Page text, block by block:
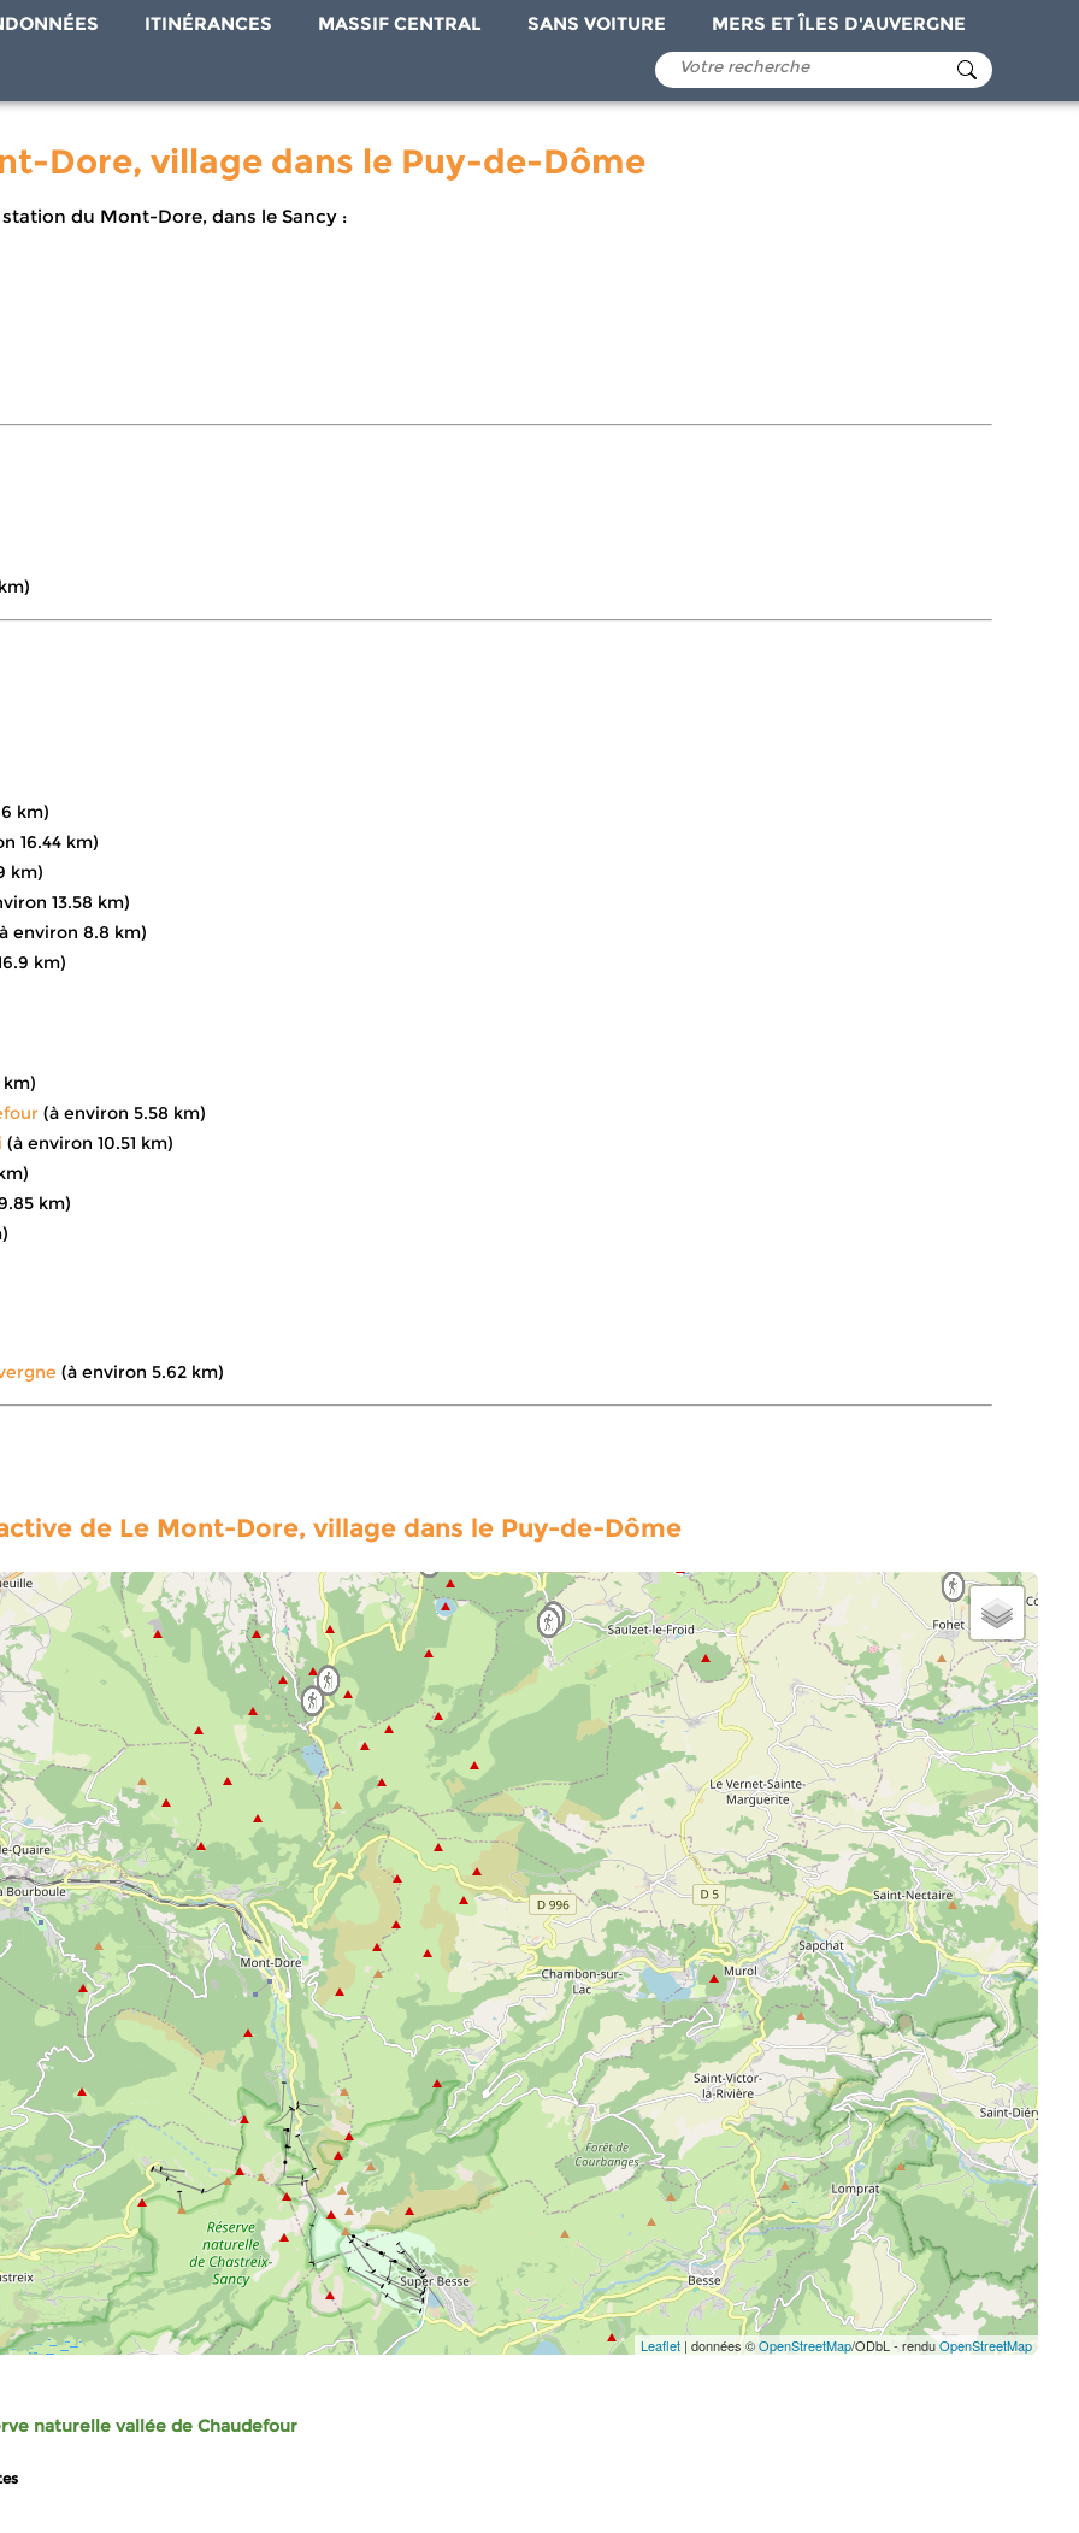
ITINÉRANCES MASSIF CENTRAL SANS VOITURE MERS ET ÎLES D'AUVERGNE
Dore, village dans le Puy-de-Dôme
du Mont-Dore, dans le Sancy :
km)
16.44 km)
km)
13.58 km)
environ 8.8 km)
km)
(à environ 5.58 km)
(à environ 10.51 km)
km)
(à environ 5.62 km)
de Le Mont-Dore, village dans le Puy-de-Dôme
Leaflet | données ©OpenStreetMap/ODbL - renduOpenStreetMap
naturelle vallée de Chaudefour